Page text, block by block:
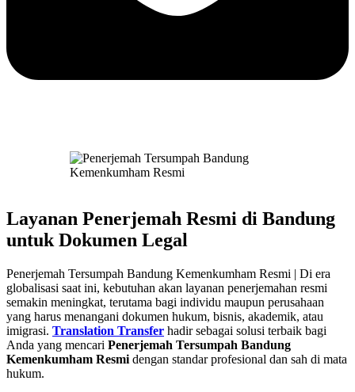
Layanan Penerjemah Resmi di Bandung
untuk Dokumen Legal
Penerjemah Tersumpah Bandung Kemenkumham Resmi | Di era
globalisasi saat ini, kebutuhan akan layanan penerjemahan resmi
semakin meningkat, terutama bagi individu maupun perusahaan
yang harus menangani dokumen hukum, bisnis, akademik, atau
imigrasi. Translation Transfer hadir sebagai solusi terbaik bagi
Anda yang mencari Penerjemah Tersumpah Bandung
Kemenkumham Resmi dengan standar profesional dan sah di mata
hukum.